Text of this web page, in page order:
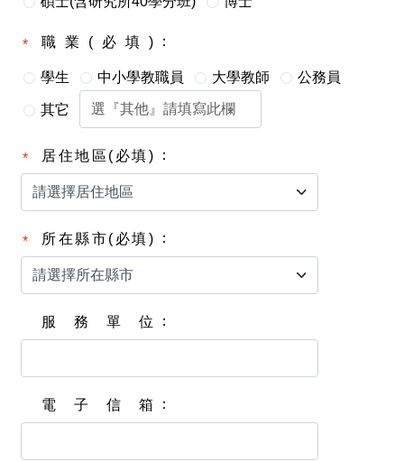
職業(必填)
學生 中小學教職員 大學教師 公務員
其它
居住地區(必填)
所在縣市(必填)
服務單位
電子信箱